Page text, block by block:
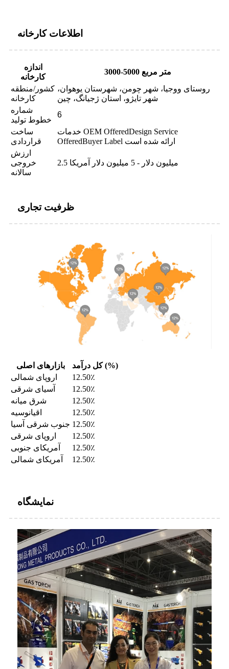
اطلاعات کارخانه
اندازه
کارخانه
3000-5000 متر مربع
کشور/منطقه
کارخانه
روستای ووجیا، شهر چومن، شهرستان یوهوان،
شهر تایژو، استان ژجیانگ، چین
شماره
خطوط تولید
6
ساخت
قراردادی
خدمات OEM OfferedDesign Service
OfferedBuyer Label ارائه شده است
ارزش
خروجی
سالانه
2.5 میلیون دلار - 5 میلیون دلار آمریکا
ظرفیت تجاری
بازارهای اصلی
کل درآمد (%)
اروپای شمالی
12.50٪
آسیای شرقی
12.50٪
شرق میانه
12.50٪
اقیانوسیه
12.50٪
جنوب شرقی آسیا 12.50٪
اروپای شرقی
12.50٪
آمریکای جنوبی
12.50٪
آمریکای شمالی
12.50٪
نمایشگاه